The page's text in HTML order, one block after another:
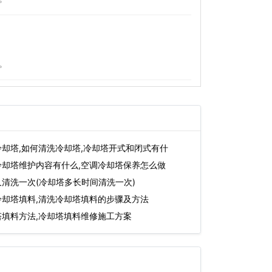
塔,如何清洗冷却塔,冷却塔开式和闭式有什
塔维护内容有什么,空调冷却塔保养怎么做
洗一次(冷却塔多长时间清洗一次)
塔填料,清洗冷却塔填料的步骤及方法
料方法,冷却塔填料维修施工方案